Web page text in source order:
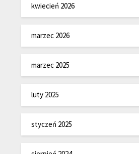
kwiecień 2026
marzec 2026
marzec 2025
luty 2025
styczeń 2025